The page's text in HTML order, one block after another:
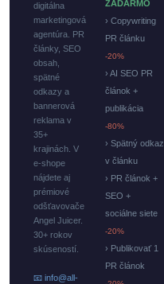
digitálna
marketingová
agentúra. PR
články, SEO
obsah,
spätné
odkazy a
bannerová
reklama v
35+
krajinách. V
e-shope
nájdete aj
prémiové
odšťavovače
Angel Juicer.
30+ rokov
skúseností.
📧 info@all-
ZADARMO
› Copywriting
PR článku
-20%
› AI SEO PR
článok +
publikácia
-80%
› Spätný odkaz
v článku
› PR článok +
SEO +
sociálne siete
-20%
› Publikovať 1
PR článok